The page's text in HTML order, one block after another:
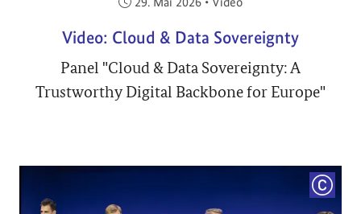
Video: Cloud & Data Sovereignty
Panel "Cloud & Data Sovereignty: A
Trustworthy Digital Backbone for Europe"